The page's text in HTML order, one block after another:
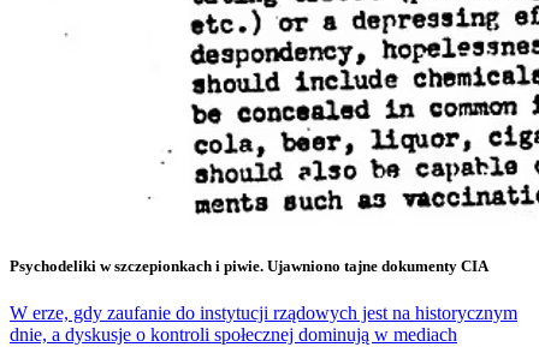
Psychodeliki w szczepionkach i piwie. Ujawniono tajne dokumenty CIA
W erze, gdy zaufanie do instytucji rządowych jest na historycznym
dnie, a dyskusje o kontroli społecznej dominują w mediach